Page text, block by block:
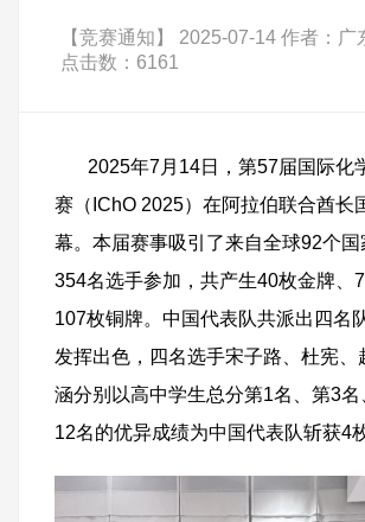
【竞赛通知】 2025-07-14 作者：广
点击数：6161
2025年7月 14日，第57届国际化
赛（ IChO 2025）在阿拉伯联合酋长
幕。本届赛事吸引了来自全球92个国
354名选手参加，共产生40枚金牌、
107枚铜牌。中国代表队共派出四名
发挥出色，四名选手宋子路、杜宪、
涵分别以高中学生总分第1名、第3名
12名的优异成绩为中国代表队斩获4